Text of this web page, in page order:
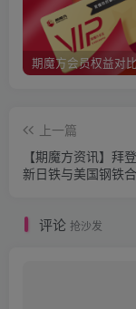
上一篇
【期魔方资讯】拜
新日铁与美国钢铁
评论 抢沙发